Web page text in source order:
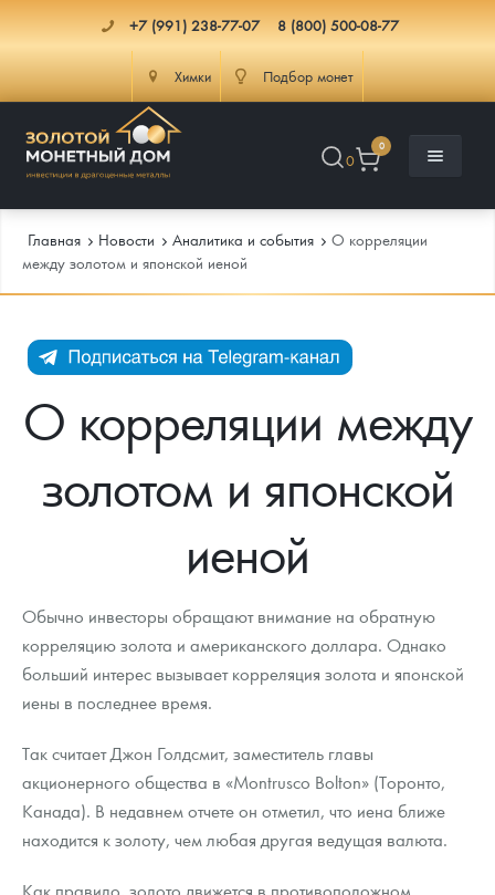
+7 (991) 238-77-07 8 (800) 500-08-77
Химки Подбор монет
0
0
Каталог Монет
Инвестиционные монеты
Памятные монеты России и СССР
Монеты Царской России
Монеты стран мира после 1950г
Золотой червонец Сеятель
Золотые слитки
Аксессуары
Гарри Поттер
Год Лошади
Флот: ледоколы и корабли
Инфо
Как сделать заказ
Выкуп монет
Выкуп серебряных монет
Вопрос - ответ
Памятка для работы с монетами из драгметаллов
Условия возврата
Монеты
Политика конфиденциальности
Доставка
Распродажа монет и жетонов
Итоги 2025 года. Прогноз курсов золота, серебра, платины на
2026 год
Cтатьи
Георгий Победоносец - динамика цен
Курс золота и серебра
Лом выкуп
Скупка слитков
Контакты
О нас
Наши преимущества
Письмо директору
Пресс-служба
Главная Новости Аналитика и события
О корреляции
между золотом и японской иеной
О корреляции между
золотом и японской
иеной
Обычно инвесторы обращают внимание на обратную
корреляцию золота и американского доллара. Однако
больший интерес вызывает корреляция золота и японской
иены в последнее время.
Так считает Джон Голдсмит, заместитель главы
акционерного общества в «Montrusco Bolton» (Торонто,
Канада). В недавнем отчете он отметил, что иена ближе
находится к золоту, чем любая другая ведущая валюта.